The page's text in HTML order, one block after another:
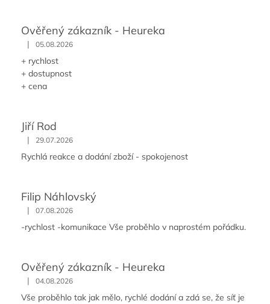
Ověřený zákazník - Heureka
| 05.08.2026
+ rychlost
+ dostupnost
+ cena
Jiří Rod
| 29.07.2026
Rychlá reakce a dodání zboží - spokojenost
Filip Náhlovský
| 07.08.2026
-rychlost -komunikace Vše proběhlo v naprostém pořádku.
Ověřený zákazník - Heureka
| 04.08.2026
Vše proběhlo tak jak mělo, rychlé dodání a zdá se, že síť je